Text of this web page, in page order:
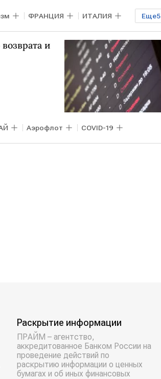
Еще5
ФРАНЦИЯ ИТАЛИЯ
штраф
и
Аэрофлот COVID-19
Раскрытие информации
ПРАЙМ – агентство,
аккредитованное Банком России на
проведение действий по
раскрытию информации о ценных
бумагах и об иных финансовых